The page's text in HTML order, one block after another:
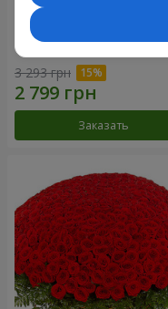
Корзина альстромерий
"Акварель"
3 293 грн
Заказать